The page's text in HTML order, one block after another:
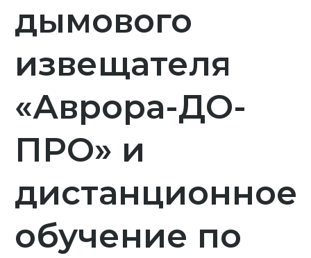
дымового
извещателя
«Аврора-ДО-
ПРО» и
дистанционное
обучение по